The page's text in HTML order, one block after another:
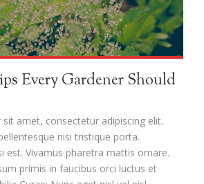
Every Gardener Should
amet, consectetur adipiscing elit.
nisi tristique porta.
est. Vivamus pharetra mattis ornare.
primis in faucibus orci luctus et